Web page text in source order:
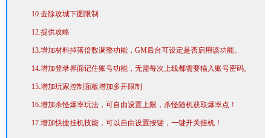
10.去除攻城下图限制
12.提供攻略
13.增加材料掉落倍数调整功能，GM后台可设定是否启用该功能。
14.增加登录界面记住账号功能，无需每次上线都需要输入账号密码。
15.增加玩家控制面板增加多开限制
16.增加杀怪爆率玩法，可自由设置上限，杀怪随机获取爆率点！
17.增加快捷挂机技能，可以自由设置按键，一键开关挂机！